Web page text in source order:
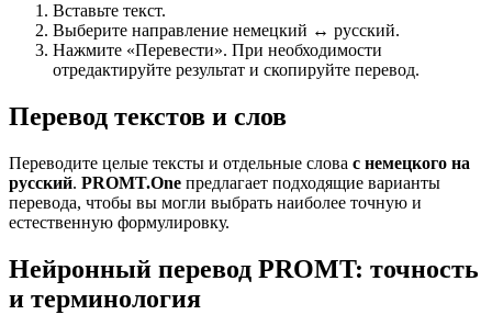
Вставьте текст.
Выберите направление немецкий ↔ русский.
Нажмите «Перевести». При необходимости
отредактируйте результат и скопируйте перевод.
Перевод текстов и слов
Переводите целые тексты и отдельные слова с немецкого на
русский. PROMT.One предлагает подходящие варианты
перевода, чтобы вы могли выбрать наиболее точную и
естественную формулировку.
Нейронный перевод PROMT: точность
и терминология